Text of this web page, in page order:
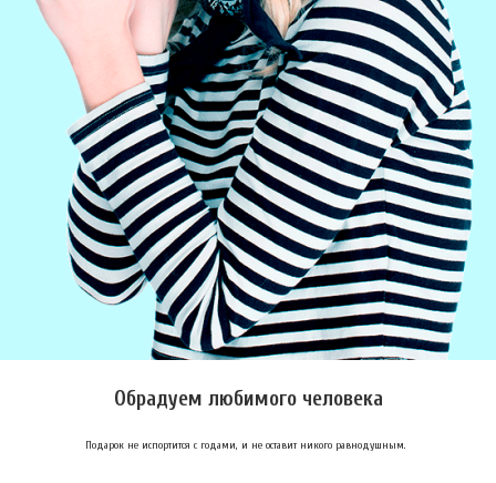
Обрадуем любимого человека
Подарок не испортится с годами, и не оставит никого равнодушным.